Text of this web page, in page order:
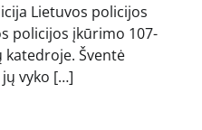
Lietuvos policijos
policijos įkūrimo 107-
katedroje. Šventė
vyko […]